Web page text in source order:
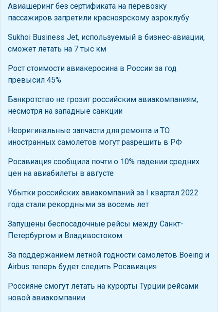
Авиашеринг без сертификата на перевозку
пассажиров запретили красноярскому аэроклубу
Sukhoi Business Jet, используемый в бизнес-авиации,
сможет летать на 7 тыс км
Рост стоимости авиакеросина в России за год
превысил 45%
Банкротство не грозит российским авиакомпаниям,
несмотря на западные санкции
Неоригинальные запчасти для ремонта и ТО
иностранных самолетов могут разрешить в РФ
Росавиация сообщила почти о 10% падении средних
цен на авиабилеты в августе
Убытки российских авиакомпаний за I квартал 2022
года стали рекордными за восемь лет
Запущены беспосадочные рейсы между Санкт-
Петербургом и Владивостоком
За поддержанием летной годности самолетов Boeing и
Airbus теперь будет следить Росавиация
Россияне смогут летать на курорты Турции рейсами
новой авиакомпании